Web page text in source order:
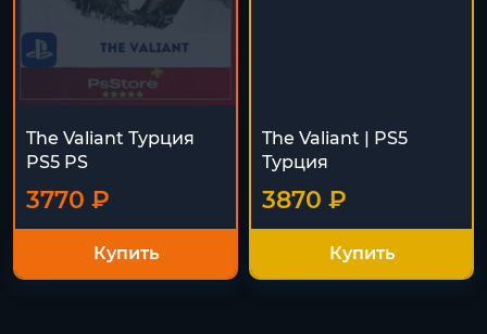
The Valiant Турция
PS5 PS
3770 ₽
Купить
The Valiant | PS5
Турция
3870 ₽
Купить